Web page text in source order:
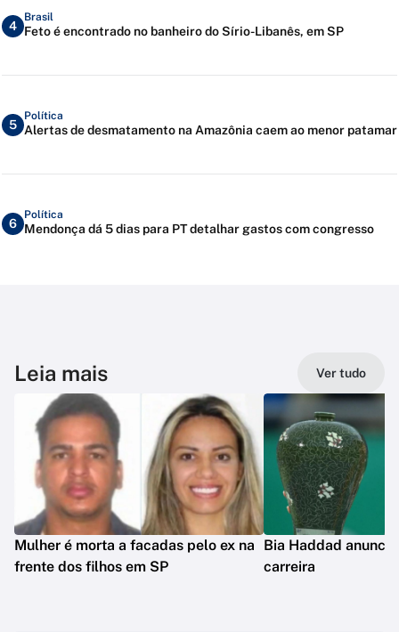
4
Brasil
Feto é encontrado no banheiro do Sírio-Libanês, em SP
5
Política
Alertas de desmatamento na Amazônia caem ao menor patamar
6
Política
Mendonça dá 5 dias para PT detalhar gastos com congresso
Leia mais Ver tudo
Mulher é morta a facadas pelo ex na
frente dos filhos em SP
Bia Haddad
carreira